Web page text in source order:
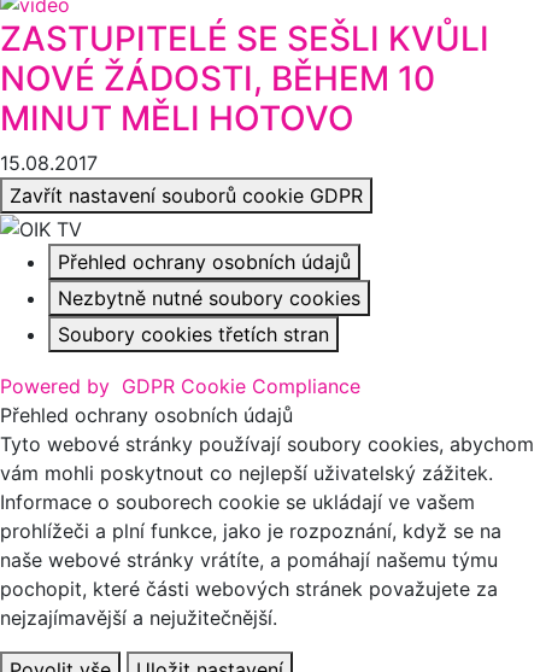
ZASTUPITELÉ SE SEŠLI KVŮLI
NOVÉ ŽÁDOSTI, BĚHEM 10
MINUT MĚLI HOTOVO
15.08.2017
Zavřít nastavení souborů cookie GDPR
Přehled ochrany osobních údajů
Nezbytně nutné soubory cookies
Soubory cookies třetích stran
Powered by GDPR Cookie Compliance
Přehled ochrany osobních údajů
Tyto webové stránky používají soubory cookies, abychom
vám mohli poskytnout co nejlepší uživatelský zážitek.
Informace o souborech cookie se ukládají ve vašem
prohlížeči a plní funkce, jako je rozpoznání, když se na
naše webové stránky vrátíte, a pomáhají našemu týmu
pochopit, které části webových stránek považujete za
nejzajímavější a nejužitečnější.